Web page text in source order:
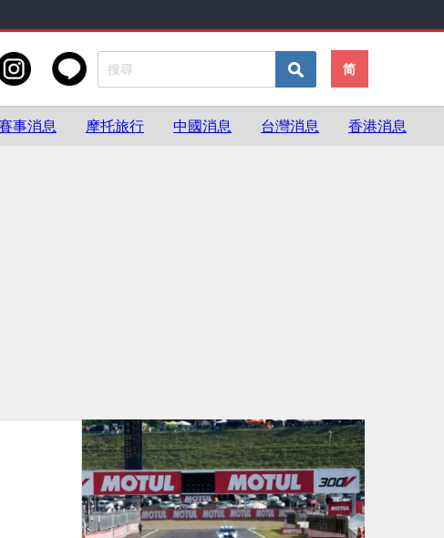
简
事消息 摩托旅行 中國消息 台灣消息 香港消息